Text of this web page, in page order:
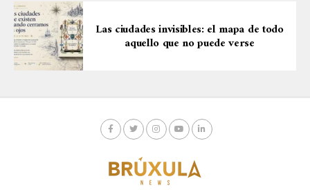
Las ciudades invisibles: el mapa de todo
aquello que no puede verse